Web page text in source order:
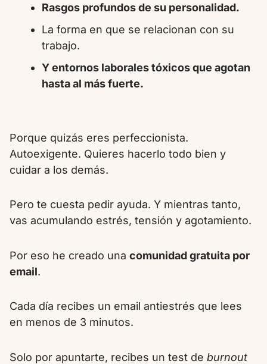
Rasgos profundos de su personalidad.
La forma en que se relacionan con su
trabajo.
Y entornos laborales tóxicos que agotan
hasta al más fuerte.
Porque quizás eres perfeccionista.
Autoexigente. Quieres hacerlo todo bien y
cuidar a los demás.
Pero te cuesta pedir ayuda. Y mientras tanto,
vas acumulando estrés, tensión y agotamiento.
Por eso he creado una comunidad gratuita por
email.
Cada día recibes un email antiestrés que lees
en menos de 3 minutos.
Solo por apuntarte, recibes un test de burnout